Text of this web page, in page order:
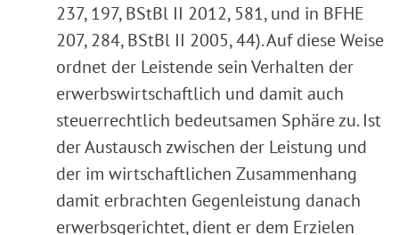
237, 197, BStBl II 2012, 581, und in BFHE
207, 284, BStBl II 2005, 44). Auf diese Weise
ordnet der Leistende sein Verhalten der
erwerbswirtschaftlich und damit auch
steuerrechtlich bedeutsamen Sphäre zu. Ist
der Austausch zwischen der Leistung und
der im wirtschaftlichen Zusammenhang
damit erbrachten Gegenleistung danach
erwerbsgerichtet, dient er dem Erzielen